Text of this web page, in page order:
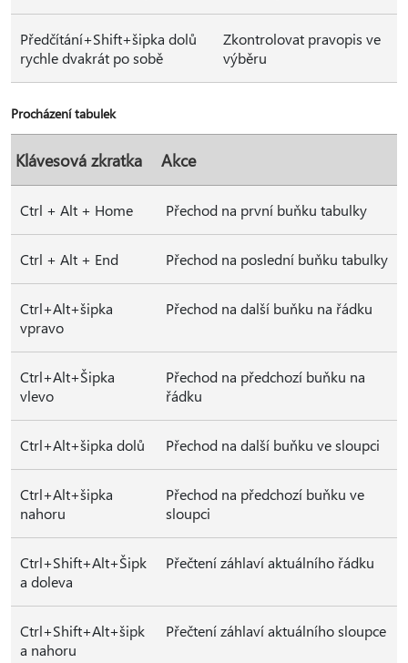
Předčítání+Shift+šipka dolů
rychle dvakrát po sobě
Zkontrolovat pravopis ve
výběru
Procházení tabulek
Klávesová zkratka Akce
Ctrl + Alt + Home Přechod na první buňku tabulky
Ctrl + Alt + End Přechod na poslední buňku tabulky
Ctrl+Alt+šipka
vpravo
Přechod na další buňku na řádku
Ctrl+Alt+Šipka
vlevo
Přechod na předchozí buňku na
řádku
Ctrl+Alt+šipka dolů Přechod na další buňku ve sloupci
Ctrl+Alt+šipka
nahoru
Přechod na předchozí buňku ve
sloupci
Ctrl+Shift+Alt+Šipk
a doleva
Přečtení záhlaví aktuálního řádku
Ctrl+Shift+Alt+šipk
a nahoru
Přečtení záhlaví aktuálního sloupce